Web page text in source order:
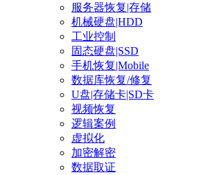
服务器恢复|存储
机械硬盘|HDD
工业控制
固态硬盘|SSD
手机恢复|Mobile
数据库恢复/修复
U盘|存储卡|SD卡
视频恢复
逻辑案例
虚拟化
加密解密
数据取证